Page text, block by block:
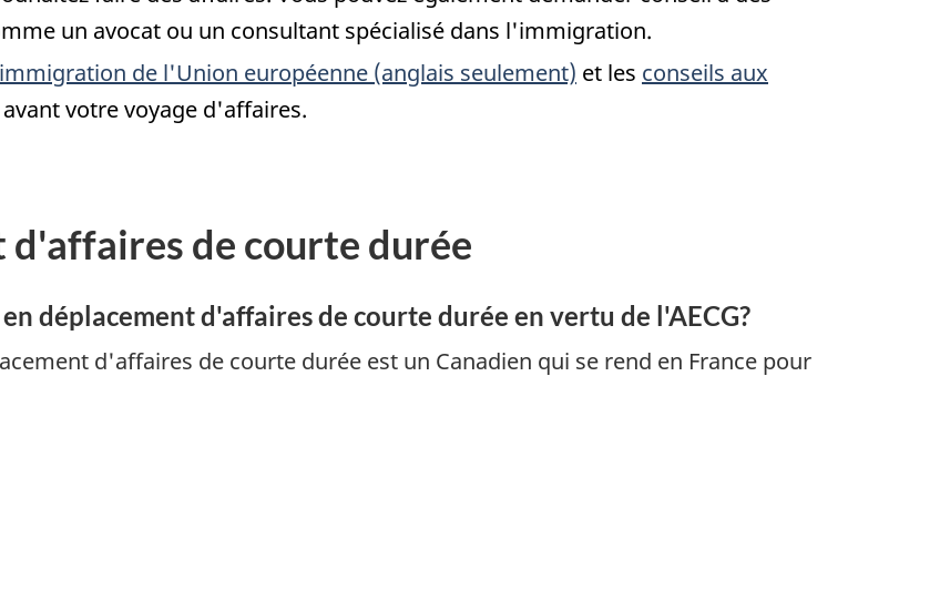
un avocat ou un consultant spécialisé dans l'immigration.
de l'Union européenne (anglais seulement) et les conseils aux
avant votre voyage d'affaires.
de courte durée
déplacement d'affaires de courte durée en vertu de l'AECG?
d'affaires de courte durée est un Canadien qui se rend en France pour